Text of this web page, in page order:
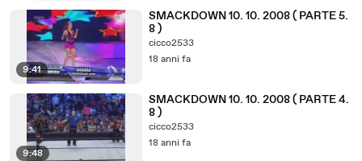
9:41
SMACKDOWN 10. 10. 2008 ( PARTE 5.
8 )
cicco2533
18 anni fa
9:48
SMACKDOWN 10. 10. 2008 ( PARTE 4.
8 )
cicco2533
18 anni fa